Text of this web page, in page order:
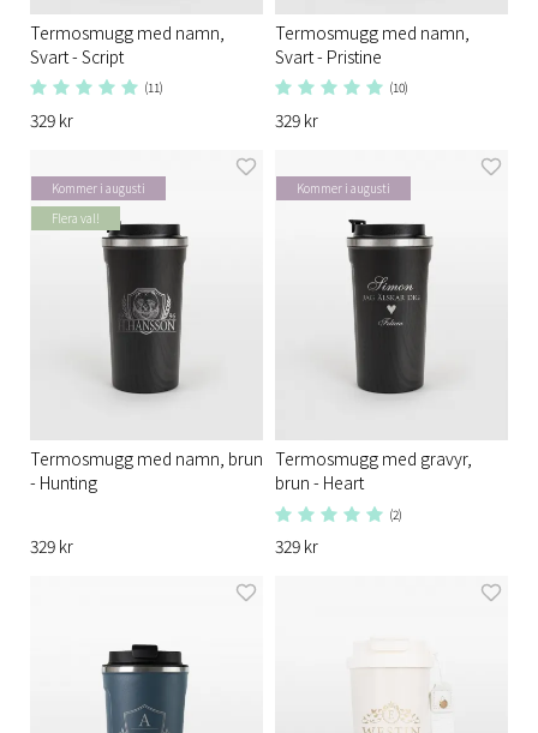
Termosmugg med namn,
Svart - Script
(11)
329 kr
Termosmugg med namn,
Svart - Pristine
(10)
329 kr
Kommer i augusti
Flera val!
Termosmugg med namn, brun
- Hunting
329 kr
Kommer i augusti
Termosmugg med gravyr,
brun - Heart
(2)
329 kr